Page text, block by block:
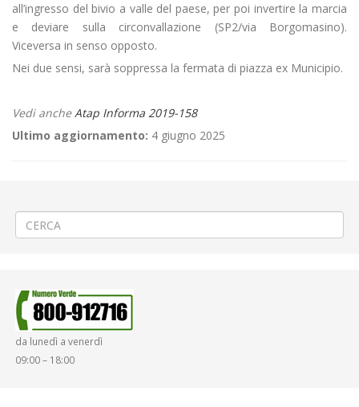
all’ingresso del bivio a valle del paese, per poi invertire la marcia
e deviare sulla circonvallazione (SP2/via Borgomasino).
Viceversa in senso opposto.
Nei due sensi, sarà soppressa la fermata di piazza ex Municipio.
Vedi ancheAtap Informa 2019-158
Ultimo aggiornamento: 4 giugno 2025
da lunedì a venerdì
09:00 – 18:00